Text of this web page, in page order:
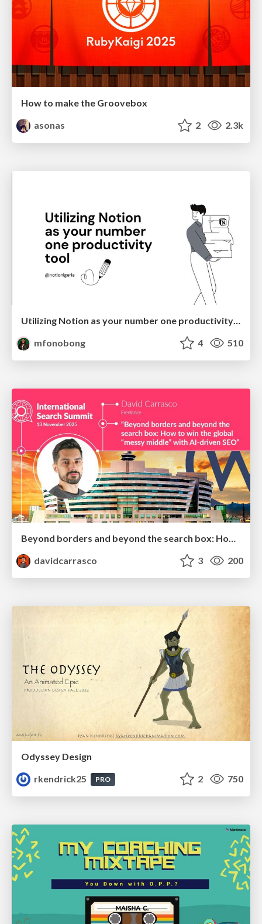
How to make the Groovebox
asonas
2 2.3k
Utilizing Notion as your number one productivity tool
mfonobong
4 510
Beyond borders and beyond the search box: How to win the global "messy middle" with AI-driven SEO
davidcarrasco
3 200
Odyssey Design
rkendrick25
PRO 2 750